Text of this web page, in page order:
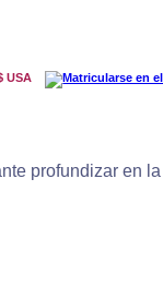
USA
profundizar en